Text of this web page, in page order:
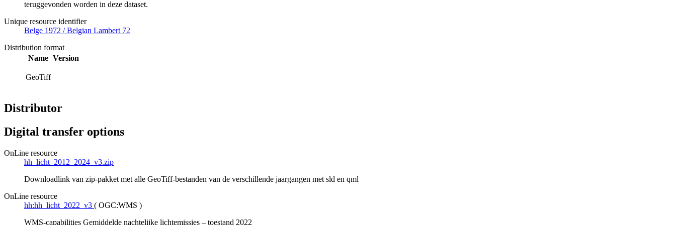
teruggevonden worden in deze dataset.
Unique resource identifier
Belge 1972 / Belgian Lambert 72
Distribution format
Name Version
GeoTiff
Distributor
Digital transfer options
OnLine resource
hh_licht_2012_2024_v3.zip
Downloadlink van zip-pakket met alle GeoTiff-bestanden van de verschillende jaargangen met sld en qml
OnLine resource
hh:hh_licht_2022_v3 ( OGC:WMS )
WMS-capabilities Gemiddelde nachtelijke lichtemissies – toestand 2022